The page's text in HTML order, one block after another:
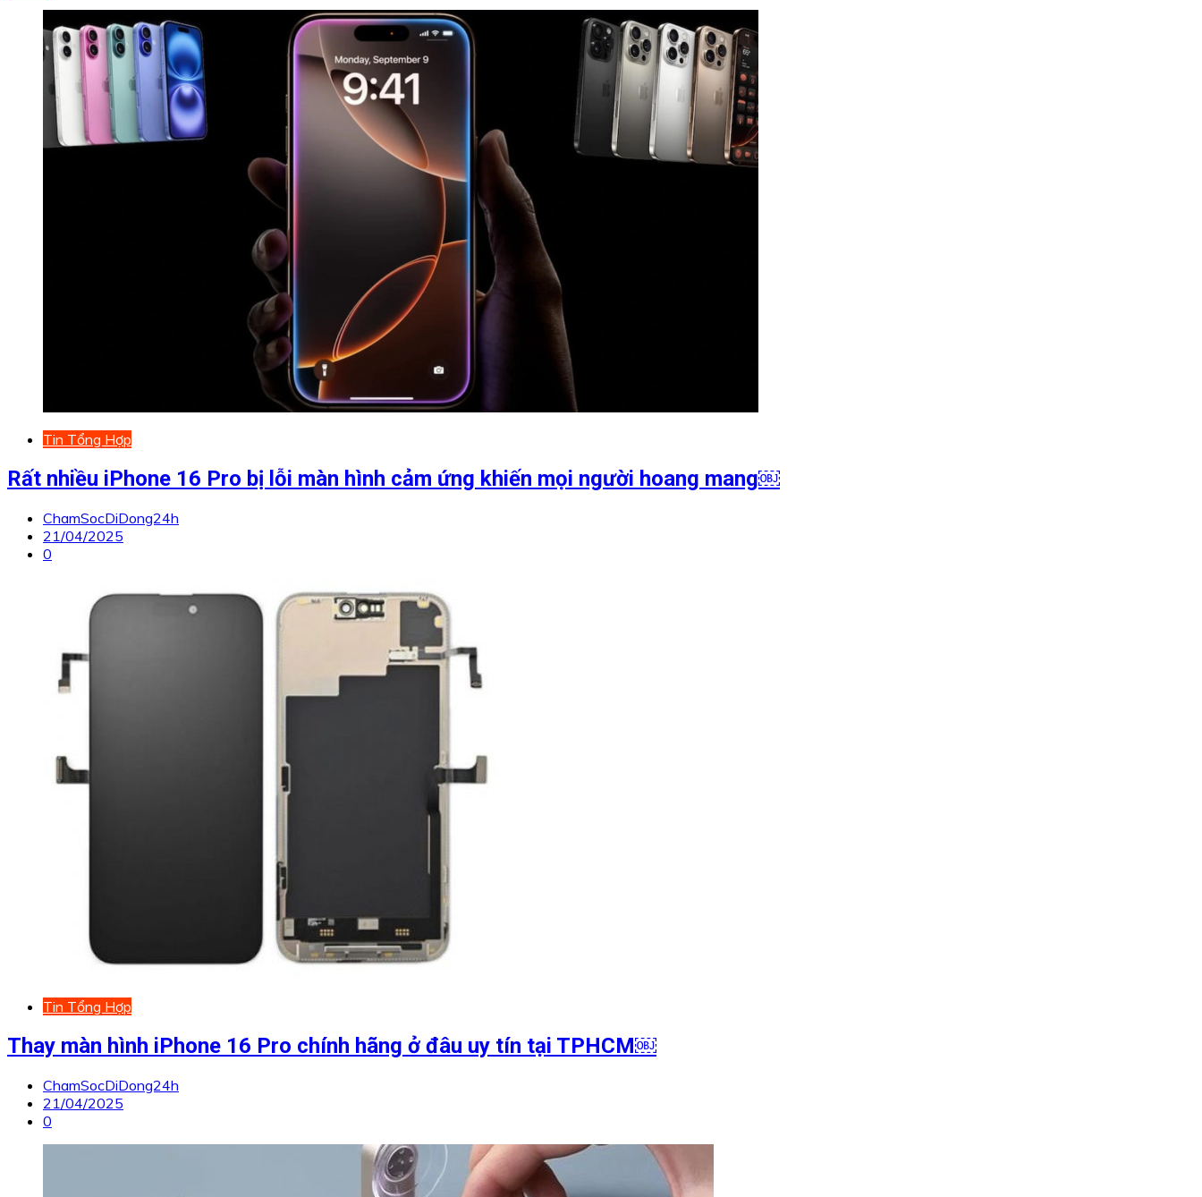
Tin Tổng Hợp
Rất nhiều iPhone 16 Pro bị lỗi màn hình cảm ứng khiến mọi người hoang mang￼
ChamSocDiDong24h
21/04/2025
0
Tin Tổng Hợp
Thay màn hình iPhone 16 Pro chính hãng ở đâu uy tín tại TPHCM￼
ChamSocDiDong24h
21/04/2025
0